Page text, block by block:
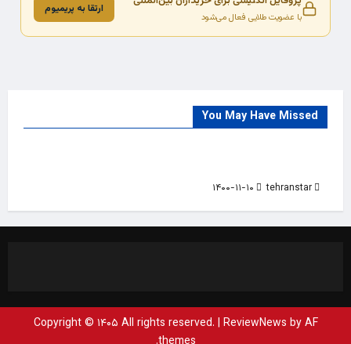
با عضویت طلایی فعال می‌شود
ارتقا به پریمیوم
You May Have Missed
Countries
India
Trade Source
tehranstar
Copyright © ۱۴۰۵ All rights reserved. | ReviewNews by AF